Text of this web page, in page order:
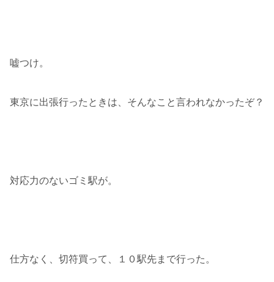
嘘つけ。
東京に出張行ったときは、そんなこと言われなかったぞ？
対応力のないゴミ駅が。
仕方なく、切符買って、１０駅先まで行った。